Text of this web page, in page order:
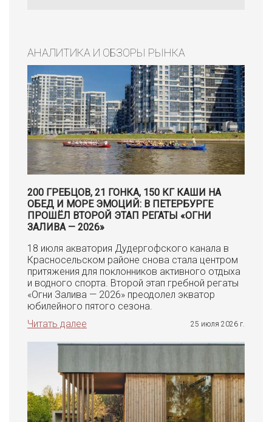
АНАЛИТИКА И ОБЗОРЫ РЫНКА
200 ГРЕБЦОВ, 21 ГОНКА, 150 КГ КАШИ НА
ОБЕД И МОРЕ ЭМОЦИЙ: В ПЕТЕРБУРГЕ
ПРОШЁЛ ВТОРОЙ ЭТАП РЕГАТЫ «ОГНИ
ЗАЛИВА — 2026»
18 июля акватория Дудергофского канала в
Красносельском районе снова стала центром
притяжения для поклонников активного отдыха
и водного спорта. Второй этап гребной регаты
«Огни Залива — 2026» преодолел экватор
юбилейного пятого сезона.
Читать далее
25 июля 2026 г.